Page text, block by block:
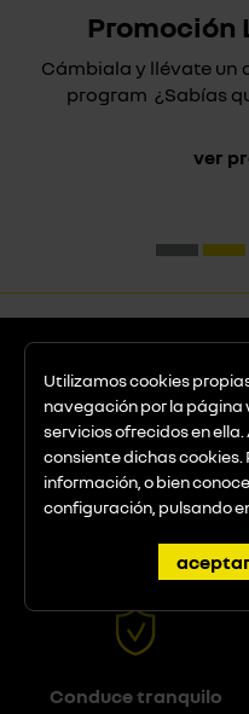
Promoción
Cámbiala y llévate un
program ¿Sabías
ver
Utilizamos cookies
navegación por la página
servicios ofrecidos en
consiente dichas cookies.
información, o bien
configuración, pulsando
¿Necesitas algo?
Nuestro equipo de
asesores responderán
tus dudas
Conduce tranquilo